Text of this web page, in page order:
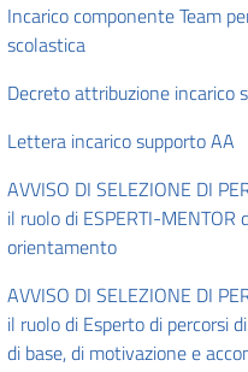
Incarico componente Team
scolastica
Decreto attribuzione incarico
Lettera incarico supporto AA
AVVISO DI SELEZIONE DI
il ruolo di ESPERTI-
orientamento
AVVISO DI SELEZIONE DI
il ruolo di Esperto di percorsi
di base, di motivazione e